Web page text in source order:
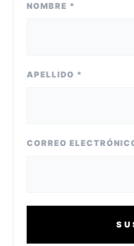
NOMBRE *
APELLIDO *
CORREO